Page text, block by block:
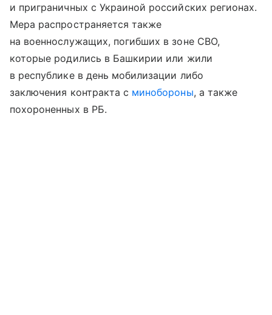
и приграничных с Украиной российских регионах.
Мера распространяется также
на военнослужащих, погибших в зоне СВО,
которые родились в Башкирии или жили
в республике в день мобилизации либо
заключения контракта с минобороны, а также
похороненных в РБ.